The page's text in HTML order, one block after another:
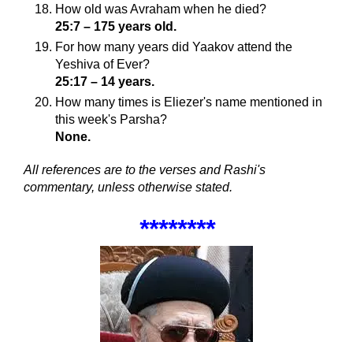
How old was Avraham when he died?
25:7 – 175 years old.
For how many years did Yaakov attend the
Yeshiva of Ever?
25:17 – 14 years.
How many times is Eliezer's name mentioned in
this week's Parsha?
None.
All references are to the verses and Rashi's
commentary, unless otherwise stated.
********